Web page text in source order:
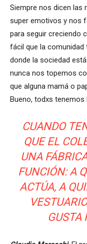
Siempre nos dicen las
super emotivos y nos
para seguir creciendo
fácil que la
donde la sociedad
nunca nos topemos
que alguna mamá o
Bueno, todxs
CUANDO
QUE EL
UNA
FUNCIÓN: A
ACTÚA, A
GUSTA